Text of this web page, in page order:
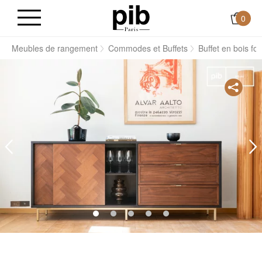
0
Meubles de rangement Commodes et Buffets Buffet en bois